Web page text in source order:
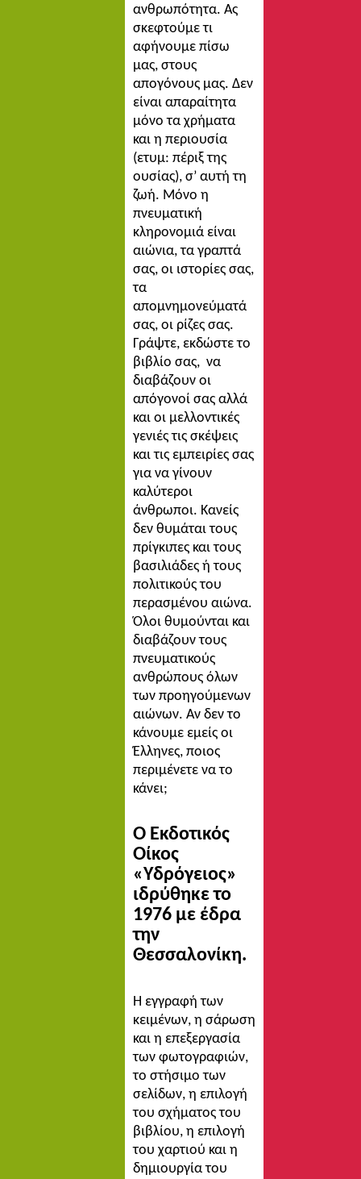
ανθρωπότητα. Ας
σκεφτούμε τι
αφήνουμε πίσω
μας, στους
απογόνους μας. Δεν
είναι απαραίτητα
μόνο τα χρήματα
και η περιουσία
(ετυμ: πέριξ της
ουσίας), σ’ αυτή τη
ζωή. Μόνο η
πνευματική
κληρονομιά είναι
αιώνια, τα γραπτά
σας, οι ιστορίες σας,
τα
απομνημονεύματά
σας, οι ρίζες σας.
Γράψτε, εκδώστε το
βιβλίο σας, να
διαβάζουν οι
απόγονοί σας αλλά
και οι μελλοντικές
γενιές τις σκέψεις
και τις εμπειρίες σας
για να γίνουν
καλύτεροι
άνθρωποι. Κανείς
δεν θυμάται τους
πρίγκιπες και τους
βασιλιάδες ή τους
πολιτικούς του
περασμένου αιώνα.
Όλοι θυμούνται και
διαβάζουν τους
πνευματικούς
ανθρώπους όλων
των προηγούμενων
αιώνων. Αν δεν το
κάνουμε εμείς οι
Έλληνες, ποιος
περιμένετε να το
κάνει;
Ο Εκδοτικός
Οίκος
«Υδρόγειος»
ιδρύθηκε το
1976 με έδρα
την
Θεσσαλονίκη.
Η εγγραφή των
κειμένων, η σάρωση
και η επεξεργασία
των φωτογραφιών,
το στήσιμο των
σελίδων, η επιλογή
του σχήματος του
βιβλίου, η επιλογή
του χαρτιού και η
δημιουργία του